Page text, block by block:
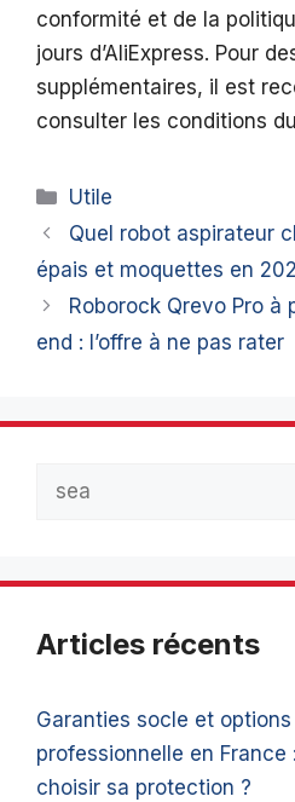
conformité et de la
jours d’AliExpress. Pour
supplémentaires, il est
consulter les conditions
Catégories
Utile
Quel robot aspirateur
épais et moquettes en
Roborock Qrevo Pro à
end : l’offre à ne pas rater
Articles récents
Garanties socle et
professionnelle en France
choisir sa protection ?